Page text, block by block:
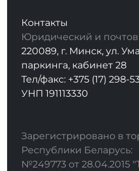
Контакты
Юридический и
220089, г. Минск, ул.
паркинга, кабинет 28
Тел/факс: +375 (17) 298-
УНП 191113330
Зарегистрировано в
Республики Беларусь:
№249773 от 28.04.2015